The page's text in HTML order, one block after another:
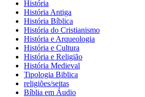
História
História Antiga
História Bíblica
História do Cristianismo
História e Arqueologia
História e Cultura
História e Religião
História Medieval
Tipologia Biblica
religiões/seitas
Bíblia em Áudio